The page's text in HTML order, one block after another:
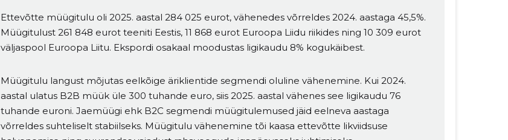
Ettevõtte müügitulu oli 2025. aastal 284 025 eurot, vähenedes võrreldes 2024. aastaga 45,5%.
Müügitulust 261 848 eurot teeniti Eestis, 11 868 eurot Euroopa Liidu riikides ning 10 309 eurot
väljaspool Euroopa Liitu. Ekspordi osakaal moodustas ligikaudu 8% kogukäibest.
Müügitulu langust mõjutas eelkõige äriklientide segmendi oluline vähenemine. Kui 2024.
aastal ulatus B2B müük üle 300 tuhande euro, siis 2025. aastal vähenes see ligikaudu 76
tuhande euroni. Jaemüügi ehk B2C segmendi müügitulemused jäid eelneva aastaga
võrreldes suhteliselt stabiilseks. Müügitulu vähenemine tõi kaasa ettevõtte likviidsuse
Muuda pildi kirjeldust